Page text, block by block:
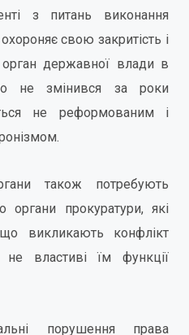
з питань виконання
свою закритість і
державної влади в
не змінився за роки
не реформованим і
також потребують
органи прокуратури, які
викликають конфлікт
не властиві їм функції
порушення права